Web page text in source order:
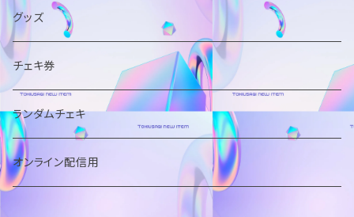
グッズ
チェキ券
ランダムチェキ
オンライン配信用